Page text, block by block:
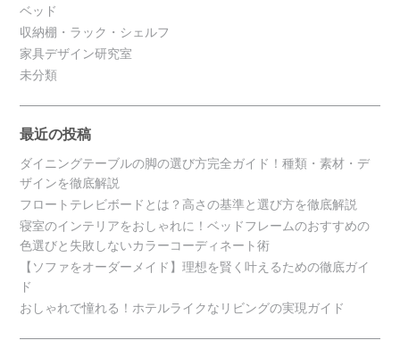
ベッド
収納棚・ラック・シェルフ
家具デザイン研究室
未分類
最近の投稿
ダイニングテーブルの脚の選び方完全ガイド！種類・素材・デ
ザインを徹底解説
フロートテレビボードとは？高さの基準と選び方を徹底解説
寝室のインテリアをおしゃれに！ベッドフレームのおすすめの
色選びと失敗しないカラーコーディネート術
【ソファをオーダーメイド】理想を賢く叶えるための徹底ガイ
ド
おしゃれで憧れる！ホテルライクなリビングの実現ガイド